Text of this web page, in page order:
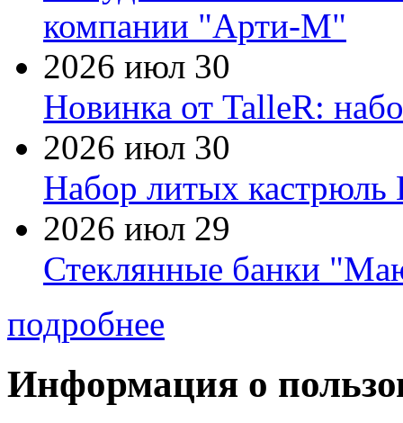
компании "Арти-М"
2026 июл 30
Новинка от TalleR:
2026 июл 30
Набор литых кастрюль
2026 июл 29
Стеклянные банки
подробнее
Информация о